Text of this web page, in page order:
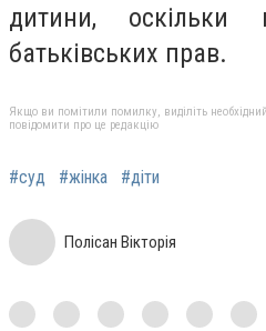
дитини, оскільки
батьківських прав.
Якщо ви помітили помилку, виділіть
повідомити про це редакцію
#суд #жінка #діти
Полісан Вікторія